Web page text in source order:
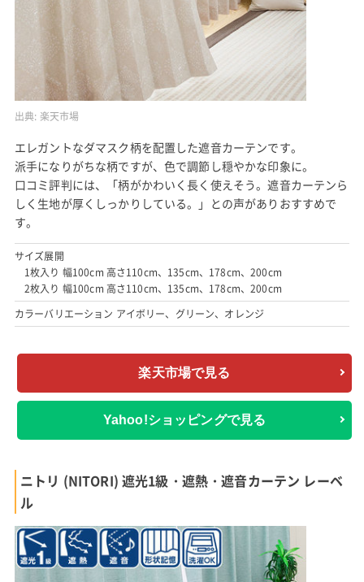
出典: 楽天市場
エレガントなダマスク柄を配置した遮音カーテンです。
派手になりがちな柄ですが、色で調節し穏やかな印象に。
口コミ評判には、「柄がかわいく長く使えそう。遮音カーテンら
しく生地が厚くしっかりしている。」との声がありおすすめで
す。
サイズ展開
1枚入り 幅100cm 高さ110cm、135cm、178cm、200cm
2枚入り 幅100cm 高さ110cm、135cm、178cm、200cm
カラーバリエーション アイボリー、グリーン、オレンジ
楽天市場で見る
Yahoo!ショッピングで見る
ニトリ (NITORI) 遮光1級・遮熱・遮音カーテン レーベ
ル